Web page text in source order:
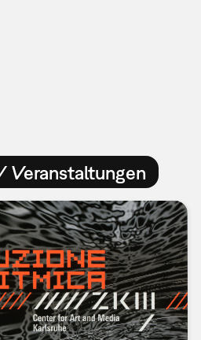
Veranstaltungen